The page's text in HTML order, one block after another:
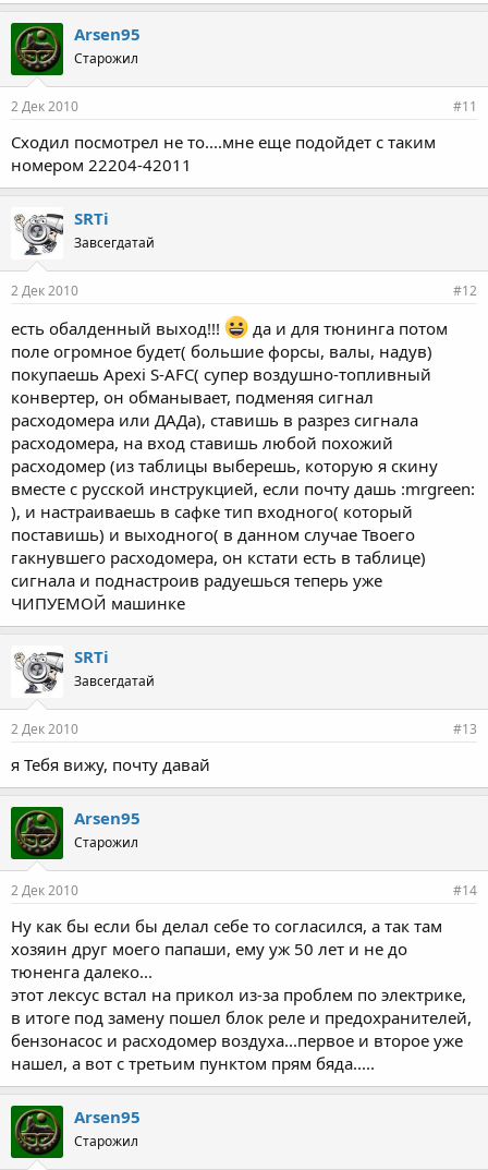
Arsen95
Старожил
2 Дек 2010 #11
Сходил посмотрел не то....мне еще подойдет с таким
номером 22204-42011
SRTi
Завсегдатай
2 Дек 2010 #12
есть обалденный выход!!!
да и для тюнинга потом
поле огромное будет( большие форсы, валы, надув)
покупаешь Apexi S-AFC( супер воздушно-топливный
конвертер, он обманывает, подменяя сигнал
расходомера или ДАДа), ставишь в разрез сигнала
расходомера, на вход ставишь любой похожий
расходомер (из таблицы выберешь, которую я скину
вместе с русской инструкцией, если почту дашь :mrgreen:
), и настраиваешь в сафке тип входного( который
поставишь) и выходного( в данном случае Твоего
гакнувшего расходомера, он кстати есть в таблице)
сигнала и поднастроив радуешься теперь уже
ЧИПУЕМОЙ машинке
SRTi
Завсегдатай
2 Дек 2010 #13
я Тебя вижу, почту давай
Arsen95
Старожил
2 Дек 2010 #14
Ну как бы если бы делал себе то согласился, а так там
хозяин друг моего папаши, ему уж 50 лет и не до
тюненга далеко...
этот лексус встал на прикол из-за проблем по электрике,
в итоге под замену пошел блок реле и предохранителей,
бензонасос и расходомер воздуха...первое и второе уже
нашел, а вот с третьим пунктом прям бяда.....
Arsen95
Старожил